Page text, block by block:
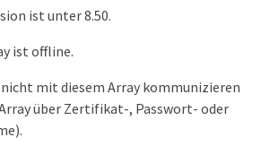
ist unter 8.50.
ist offline.
nicht mit diesem Array kommunizieren
über Zertifikat-, Passwort- oder